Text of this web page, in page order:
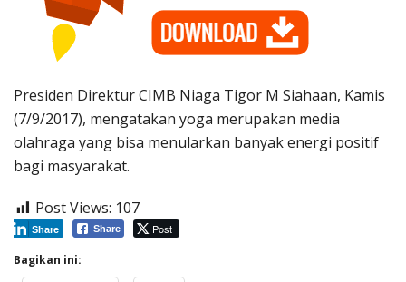
Presiden Direktur CIMB Niaga Tigor M Siahaan, Kamis
(7/9/2017), mengatakan yoga merupakan media
olahraga yang bisa menularkan banyak energi positif
bagi masyarakat.
Post Views: 107
Share Post
Share
Bagikan ini: